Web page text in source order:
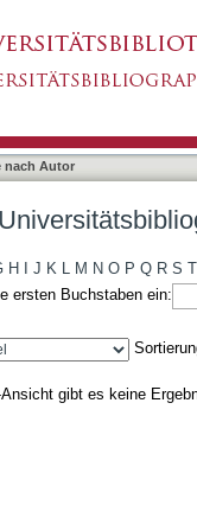
nach Autor
H J K L M N O P Q R S T
ersten Buchstaben ein:
gibt es keine